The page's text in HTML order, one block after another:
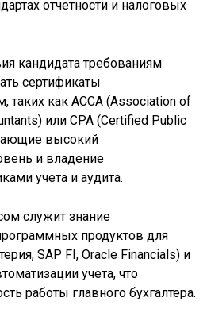
отчетности и налоговых
кандидата требованиям
сертификаты
таких как ACCA (Association of
или CPA (Certified Public
высокий
и владение
учета и аудита.
служит знание
продуктов для
SAP FI, Oracle Financials) и
учета, что
работы главного бухгалтера.